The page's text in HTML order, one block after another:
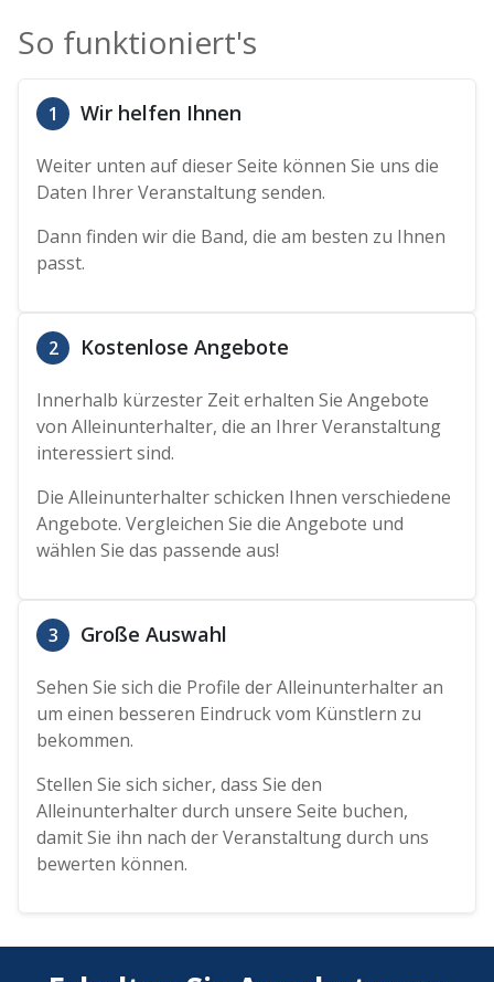
So funktioniert's
1 Wir helfen Ihnen
Weiter unten auf dieser Seite können Sie uns die
Daten Ihrer Veranstaltung senden.
Dann finden wir die Band, die am besten zu Ihnen
passt.
2 Kostenlose Angebote
Innerhalb kürzester Zeit erhalten Sie Angebote
von Alleinunterhalter, die an Ihrer Veranstaltung
interessiert sind.
Die Alleinunterhalter schicken Ihnen verschiedene
Angebote. Vergleichen Sie die Angebote und
wählen Sie das passende aus!
3 Große Auswahl
Sehen Sie sich die Profile der Alleinunterhalter an
um einen besseren Eindruck vom Künstlern zu
bekommen.
Stellen Sie sich sicher, dass Sie den
Alleinunterhalter durch unsere Seite buchen,
damit Sie ihn nach der Veranstaltung durch uns
bewerten können.